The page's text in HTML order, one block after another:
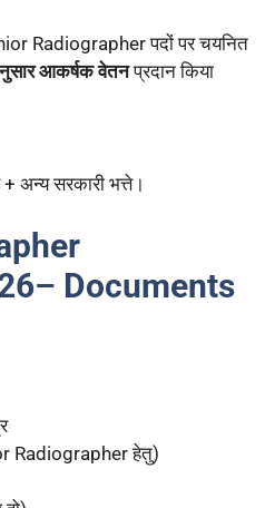
Radiographer पदों पर चयनित
आकर्षक वेतनप्रदान किया
अन्य सरकारी भत्ते।
– Documents
Radiographer हेतु)